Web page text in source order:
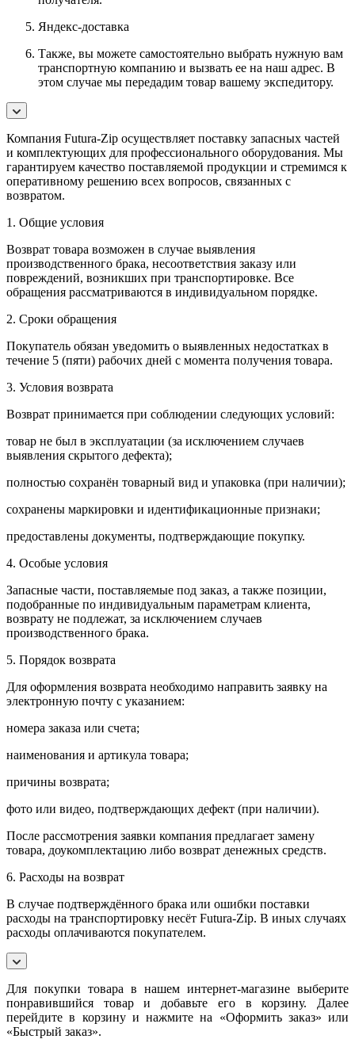
Яндекс-доставка
Также, вы можете самостоятельно выбрать нужную вам
транспортную компанию и вызвать ее на наш адрес. В
этом случае мы передадим товар вашему экспедитору.
Компания Futura-Zip осуществляет поставку запасных частей
и комплектующих для профессионального оборудования. Мы
гарантируем качество поставляемой продукции и стремимся к
оперативному решению всех вопросов, связанных с
возвратом.
1. Общие условия
Возврат товара возможен в случае выявления
производственного брака, несоответствия заказу или
повреждений, возникших при транспортировке. Все
обращения рассматриваются в индивидуальном порядке.
2. Сроки обращения
Покупатель обязан уведомить о выявленных недостатках в
течение 5 (пяти) рабочих дней с момента получения товара.
3. Условия возврата
Возврат принимается при соблюдении следующих условий:
товар не был в эксплуатации (за исключением случаев
выявления скрытого дефекта);
полностью сохранён товарный вид и упаковка (при наличии);
сохранены маркировки и идентификационные признаки;
предоставлены документы, подтверждающие покупку.
4. Особые условия
Запасные части, поставляемые под заказ, а также позиции,
подобранные по индивидуальным параметрам клиента,
возврату не подлежат, за исключением случаев
производственного брака.
5. Порядок возврата
Для оформления возврата необходимо направить заявку на
электронную почту с указанием:
номера заказа или счета;
наименования и артикула товара;
причины возврата;
фото или видео, подтверждающих дефект (при наличии).
После рассмотрения заявки компания предлагает замену
товара, доукомплектацию либо возврат денежных средств.
6. Расходы на возврат
В случае подтверждённого брака или ошибки поставки
расходы на транспортировку несёт Futura-Zip. В иных случаях
расходы оплачиваются покупателем.
Для покупки товара в нашем интернет-магазине выберите
понравившийся товар и добавьте его в корзину. Далее
перейдите в корзину и нажмите на «Оформить заказ» или
«Быстрый заказ».